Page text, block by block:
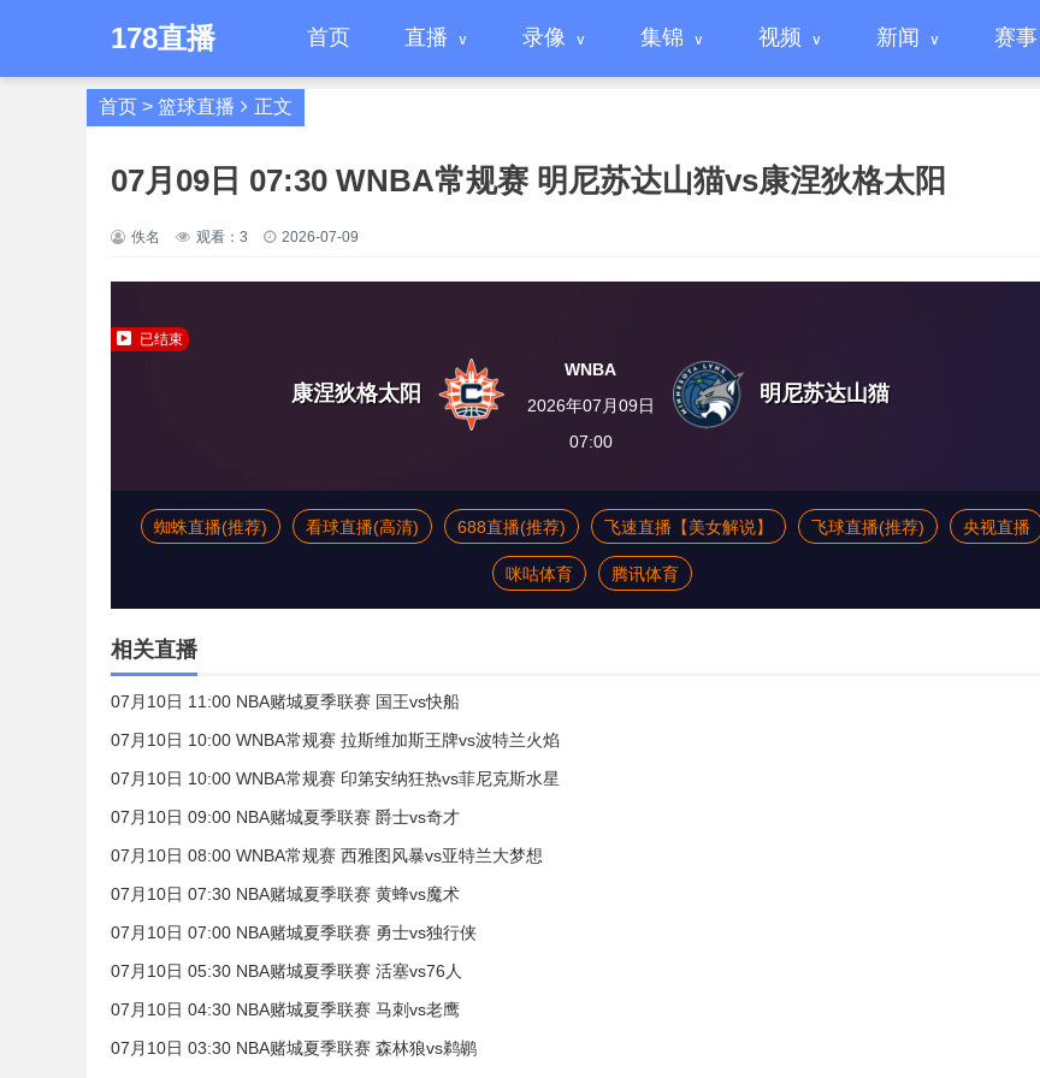
178直播 首页 直播 录像 集锦 视频 新闻 赛事
首页 > 篮球直播 正文
07月09日 07:30 WNBA常规赛 明尼苏达山猫vs康涅狄格太阳
佚名 观看： 3 2026-07-09
已结束
康涅狄格太阳
WNBA
2026年07月09日
07:00
明尼苏达山猫
蜘蛛直播(推荐) 看球直播(高清) 688直播(推荐) 飞速直播【美女解说】 飞球直播(推荐) 央视直播
咪咕体育 腾讯体育
相关直播
07月10日 11:00 NBA赌城夏季联赛 国王vs快船
07月10日 10:00 WNBA常规赛 拉斯维加斯王牌vs波特兰火焰
07月10日 10:00 WNBA常规赛 印第安纳狂热vs菲尼克斯水星
07月10日 09:00 NBA赌城夏季联赛 爵士vs奇才
07月10日 08:00 WNBA常规赛 西雅图风暴vs亚特兰大梦想
07月10日 07:30 NBA赌城夏季联赛 黄蜂vs魔术
07月10日 07:00 NBA赌城夏季联赛 勇士vs独行侠
07月10日 05:30 NBA赌城夏季联赛 活塞vs76人
07月10日 04:30 NBA赌城夏季联赛 马刺vs老鹰
07月10日 03:30 NBA赌城夏季联赛 森林狼vs鹈鹕